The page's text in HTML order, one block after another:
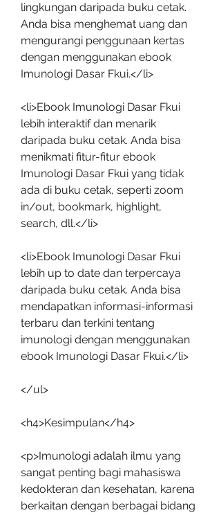
lingkungan daripada buku cetak.
Anda bisa menghemat uang dan
mengurangi penggunaan kertas
dengan menggunakan ebook
Imunologi Dasar Fkui.</li>
<li>Ebook Imunologi Dasar Fkui
lebih interaktif dan menarik
daripada buku cetak. Anda bisa
menikmati fitur-fitur ebook
Imunologi Dasar Fkui yang tidak
ada di buku cetak, seperti zoom
in/out, bookmark, highlight,
search, dll.</li>
<li>Ebook Imunologi Dasar Fkui
lebih up to date dan terpercaya
daripada buku cetak. Anda bisa
mendapatkan informasi-informasi
terbaru dan terkini tentang
imunologi dengan menggunakan
ebook Imunologi Dasar Fkui.</li>
</ul>
<h4>Kesimpulan</h4>
<p>Imunologi adalah ilmu yang
sangat penting bagi mahasiswa
kedokteran dan kesehatan, karena
berkaitan dengan berbagai bidang